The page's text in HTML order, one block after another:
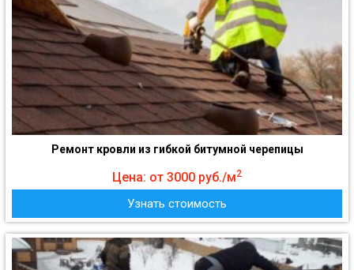
Ремонт кровли из гибкой битумной черепицы
Цена: от 3000 руб./м2
Узнать стоимость